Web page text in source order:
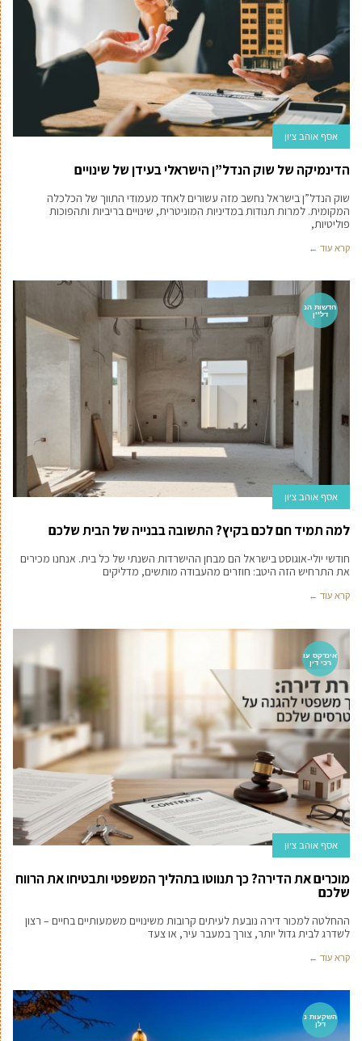
אסף אוהב ציון
הדינמיקה של שוק הנדל”ן הישראלי בעידן של שינויים
שוק הנדל”ן בישראל נחשב מזה עשורים לאחד מעמודי התווך של הכלכלה
המקומית. למרות תנודות במדיניות המוניטרית, שינויים בריביות ותהפוכות
פוליטיות,
קרא עוד ←
חדשות הנ
דל''ן
אסף אוהב ציון
למה תמיד חם לכם בקיץ? התשובה בבנייה של הבית שלכם
חודשי יולי-אוגוסט בישראל הם מבחן ההישרדות השנתי של כל בית. אנחנו מכירים
את התרחיש הזה היטב: חוזרים מהעבודה מותשים, מדליקים
קרא עוד ←
אינדקס עו
רכי דין
אסף אוהב ציון
מוכרים את הדירה? כך תנווטו בתהליך המשפטי ותבטיחו את הרווח
שלכם
ההחלטה למכור דירה נובעת לעיתים קרובות משינויים משמעותיים בחיים – רצון
לשדרג לבית גדול יותר, צורך במעבר עיר, או צעד
קרא עוד ←
השקעות נ
דלן